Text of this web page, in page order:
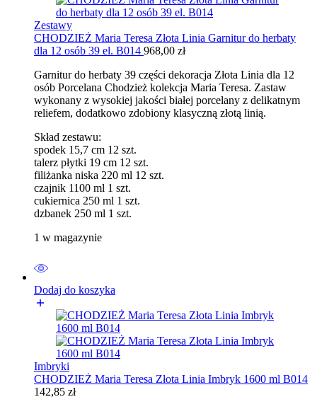
Zestawy
CHODZIEŻ Maria Teresa Złota Linia Garnitur do herbaty
dla 12 osób 39 el. B014 968,00 zł
Garnitur do herbaty 39 części dekoracja Złota Linia dla 12
osób Porcelana Chodzież kolekcja Maria Teresa. Zastaw
wykonany z wysokiej jakości białej porcelany z delikatnym
reliefem, dodatkowo zdobiony klasyczną złotą linią.
Skład zestawu:
spodek 15,7 cm 12 szt.
talerz płytki 19 cm 12 szt.
filiżanka niska 220 ml 12 szt.
czajnik 1100 ml 1 szt.
cukiernica 250 ml 1 szt.
dzbanek 250 ml 1 szt.
1 w magazynie
Dodaj do koszyka
Imbryki
CHODZIEŻ Maria Teresa Złota Linia Imbryk 1600 ml B014
142,85 zł